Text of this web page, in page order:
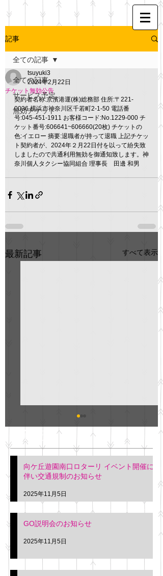
記事
全ての記事
サービス予定
無効チケット
全ての記事
チケット無効公告
tsuyuki3
2024年2月22日
契約者名称:京濱港運(株)総務部 住所:〒221-
0036 横浜市神奈川区千若町2-1-50 電話番
号:045-451-1911 お客様コード:No.1229-000 チ
ケット番号:606641~606660(20枚) チケットの
色:イエロー 摘要:退職者が持って退職 上記チケッ
ト契約者が、2024年２月22日付を以って紛失致
しましたので共通利用無効を御通知致します。神
奈川個人タクシー協同組合 理事長　田邊 和男
最新記事 すべて表示
明日(11月6日)午後3時～5
階会議室にてGOの説明会
を行います。 神奈川個人
タクシー協同組合 専務 佐
久間
最新記事
向ケ丘遊園南口ロターリ イベント開催に
伴い交通規制のお知らせ
2025年11月5日
GO説明会のお知らせ
2025年11月5日